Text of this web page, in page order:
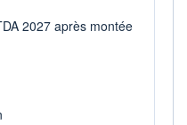
2027 après montée